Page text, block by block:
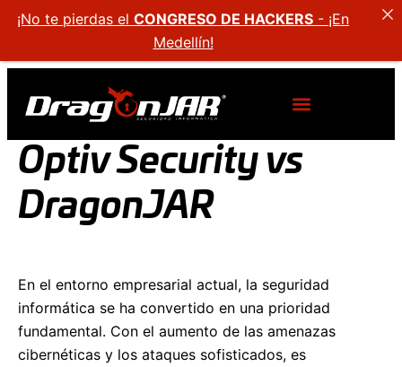
Optiv Security vs
DragonJAR
En el entorno empresarial actual, la seguridad
informática se ha convertido en una prioridad
fundamental. Con el aumento de las amenazas
cibernéticas y los ataques sofisticados, es
¡No te pierdas el CONGRESO DE HACKERS - ¡En
Medellín!